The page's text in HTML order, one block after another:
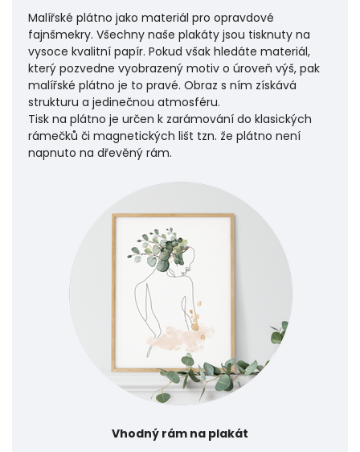
Malířské plátno jako materiál pro opravdové
fajnšmekry. Všechny naše plakáty jsou tisknuty na
vysoce kvalitní papír. Pokud však hledáte materiál,
který pozvedne vyobrazený motiv o úroveň výš, pak
malířské plátno je to pravé. Obraz s ním získává
strukturu a jedinečnou atmosféru.
Tisk na plátno je určen k zarámování do klasických
rámečků či magnetických lišt tzn. že plátno není
napnuto na dřevěný rám.
Vhodný rám na plakát